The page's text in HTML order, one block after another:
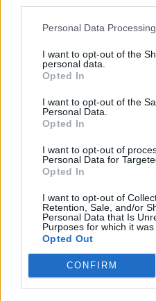
Personal Data
I want to opt-out of the
personal data.
Opted In
I want to opt-out of the
Personal Data.
Opted In
I want to opt-out of
Personal Data for
Opted In
I want to opt-out of
Retention, Sale, and/or
Personal Data that Is
Purposes for which it was
Opted Out
CONFIRM
Drogi Czytelniku,
cieszymy się, że
tu dla Ciebie!
informacje z życia
Jednak bez Twojej
zadaniu będzie coraz
Dlatego prosimy Cię o
pośrednictwem serwisu
Dzięki Tobie będziemy
misję. Więcej informacji